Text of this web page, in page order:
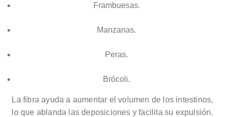
Frambuesas.
Manzanas.
Peras.
Brócoli.
La fibra ayuda a aumentar el volumen de los intestinos,
lo que ablanda las deposiciones y facilita su expulsión.